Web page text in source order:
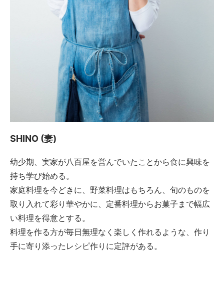
SHINO (妻)
幼少期、実家が八百屋を営んでいたことから食に興味を
持ち学び始める。
家庭料理を今どきに、野菜料理はもちろん、旬のものを
取り入れて彩り華やかに、定番料理からお菓子まで幅広
い料理を得意とする。
料理を作る方が毎日無理なく楽しく作れるような、作り
手に寄り添ったレシピ作りに定評がある。